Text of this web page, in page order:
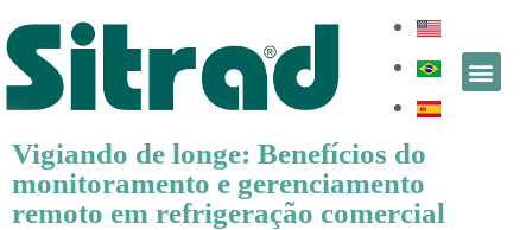
Vigiando de longe: Benefícios do
monitoramento e gerenciamento
remoto em refrigeração comercial